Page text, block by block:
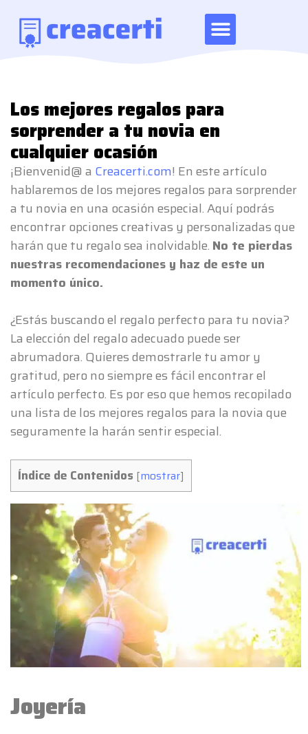
Los mejores regalos para
sorprender a tu novia en
cualquier ocasión
¡Bienvenid@ a Creacerti.com! En este artículo
hablaremos de los mejores regalos para sorprender
a tu novia en una ocasión especial. Aquí podrás
encontrar opciones creativas y personalizadas que
harán que tu regalo sea inolvidable. No te pierdas
nuestras recomendaciones y haz de este un
momento único.
¿Estás buscando el regalo perfecto para tu novia?
La elección del regalo adecuado puede ser
abrumadora. Quieres demostrarle tu amor y
gratitud, pero no siempre es fácil encontrar el
artículo perfecto. Es por eso que hemos recopilado
una lista de los mejores regalos para la novia que
seguramente la harán sentir especial.
Índice de Contenidos [mostrar]
Joyería